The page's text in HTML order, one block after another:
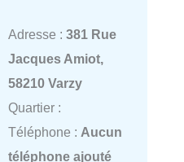
Adresse : 381 Rue
Jacques Amiot,
58210 Varzy
Quartier :
Téléphone : Aucun
téléphone ajouté